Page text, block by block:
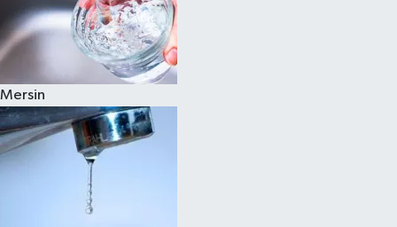
Mersin